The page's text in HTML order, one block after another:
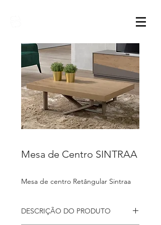
Mesa de Centro SINTRAA
Mesa de centro Retângular Sintraa
DESCRIÇÃO DO PRODUTO